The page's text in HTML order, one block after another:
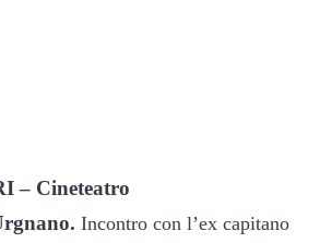
– Cineteatro
Incontro con l’ex capitano